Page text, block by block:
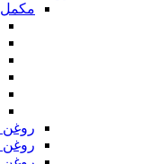
مکمل
روغن